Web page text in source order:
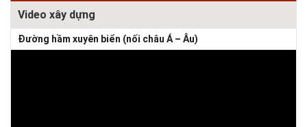
Video xây dựng
Đường hầm xuyên biển (nối châu Á – Âu)